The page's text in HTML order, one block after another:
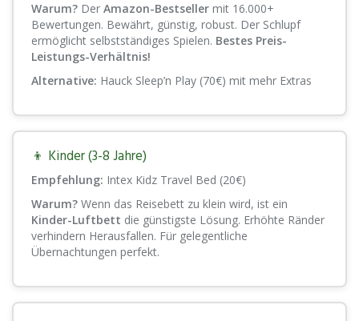
Warum? Der Amazon-Bestseller mit 16.000+
Bewertungen. Bewährt, günstig, robust. Der Schlupf
ermöglicht selbstständiges Spielen. Bestes Preis-
Leistungs-Verhältnis!
Alternative: Hauck Sleep’n Play (70€) mit mehr Extras
👦 Kinder (3-8 Jahre)
Empfehlung: Intex Kidz Travel Bed (20€)
Warum? Wenn das Reisebett zu klein wird, ist ein
Kinder-Luftbett die günstigste Lösung. Erhöhte Ränder
verhindern Herausfallen. Für gelegentliche
Übernachtungen perfekt.